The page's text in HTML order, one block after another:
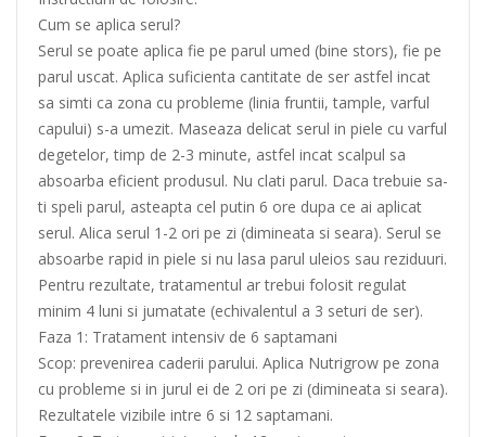
Cum se aplica serul?
Serul se poate aplica fie pe parul umed (bine stors), fie pe
parul uscat. Aplica suficienta cantitate de ser astfel incat
sa simti ca zona cu probleme (linia fruntii, tample, varful
capului) s-a umezit. Maseaza delicat serul in piele cu varful
degetelor, timp de 2-3 minute, astfel incat scalpul sa
absoarba eficient produsul. Nu clati parul. Daca trebuie sa-
ti speli parul, asteapta cel putin 6 ore dupa ce ai aplicat
serul. Alica serul 1-2 ori pe zi (dimineata si seara). Serul se
absoarbe rapid in piele si nu lasa parul uleios sau reziduuri.
Pentru rezultate, tratamentul ar trebui folosit regulat
minim 4 luni si jumatate (echivalentul a 3 seturi de ser).
Faza 1: Tratament intensiv de 6 saptamani
Scop: prevenirea caderii parului. Aplica Nutrigrow pe zona
cu probleme si in jurul ei de 2 ori pe zi (dimineata si seara).
Rezultatele vizibile intre 6 si 12 saptamani.